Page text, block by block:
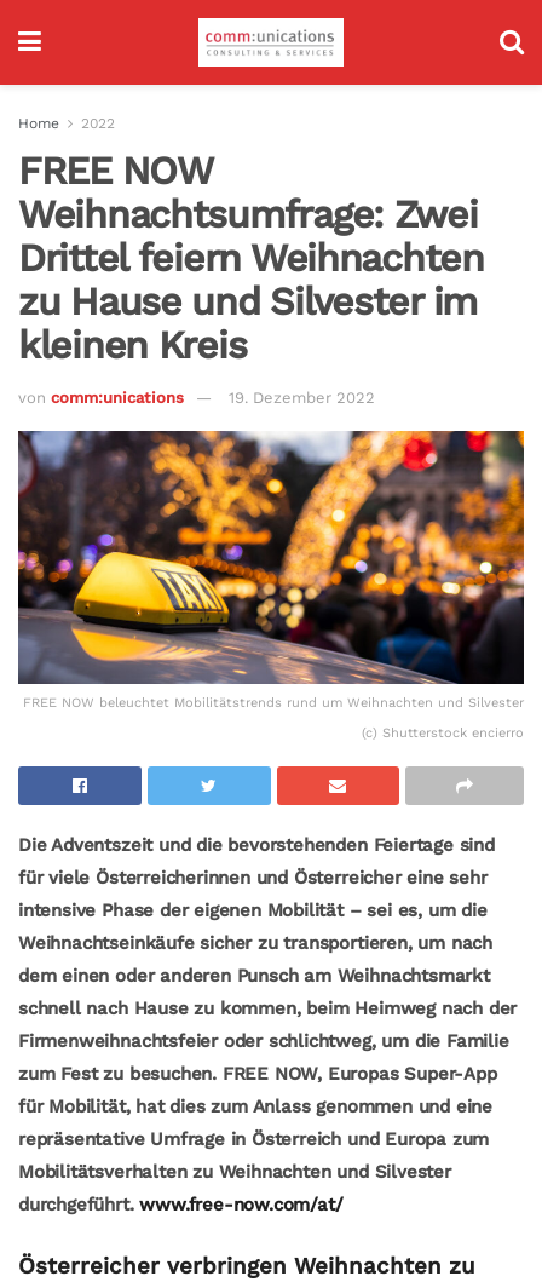
Home 2022
FREE NOW
Weihnachtsumfrage: Zwei
Drittel feiern Weihnachten
zu Hause und Silvester im
kleinen Kreis
von comm:unications 19. Dezember 2022
FREE NOW beleuchtet Mobilitätstrends rund um Weihnachten und Silvester
(c) Shutterstock encierro
Die Adventszeit und die bevorstehenden Feiertage sind
für viele Österreicherinnen und Österreicher eine sehr
intensive Phase der eigenen Mobilität – sei es, um die
Weihnachtseinkäufe sicher zu transportieren, um nach
dem einen oder anderen Punsch am Weihnachtsmarkt
schnell nach Hause zu kommen, beim Heimweg nach der
Firmenweihnachtsfeier oder schlichtweg, um die Familie
zum Fest zu besuchen. FREE NOW, Europas Super-App
für Mobilität, hat dies zum Anlass genommen und eine
repräsentative Umfrage in Österreich und Europa zum
Mobilitätsverhalten zu Weihnachten und Silvester
durchgeführt.www.free-now.com/at/
Österreicher verbringen Weihnachten zu